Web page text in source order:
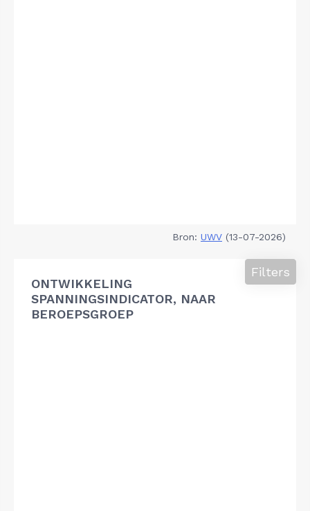
Bron: UWV (13-07-2026)
ONTWIKKELING
SPANNINGSINDICATOR, NAAR
BEROEPSGROEP
Filters